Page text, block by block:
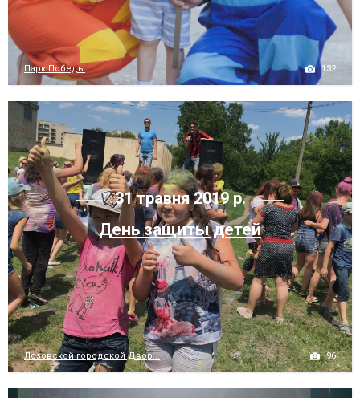
Парк Победы 132
31 травня 2019 р.
День защиты детей
Лозовской городской Двор... 96